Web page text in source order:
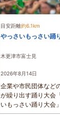
目安距離約6.1km
やっさいもっさい踊
木更津市富士見
2026年8月14日
企業や市民団体など
が繰り出す踊り大会
いもっさい踊り大会
年も開催され...